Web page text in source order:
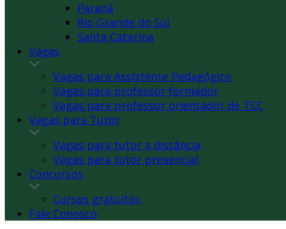
Paraná
Rio Grande do Sul
Santa Catarina
Vagas
Vagas para Assistente Pedagógico
Vagas para professor formador
Vagas para professor orientador de TCC
Vagas para Tutor
Vagas para tutor a distância
Vagas para tutor presencial
Concursos
Cursos gratuitos
Fale Conosco